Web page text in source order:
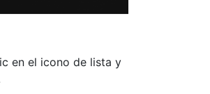
en el icono de lista y